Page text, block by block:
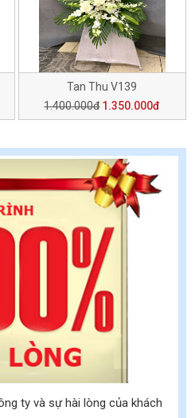
Tan Thu V139
1.400.000đ 1.350.000đ
ty và sự hài lòng của khách